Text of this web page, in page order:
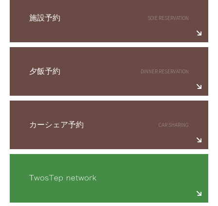
施設予約
夕飯予約
カーシェア予約